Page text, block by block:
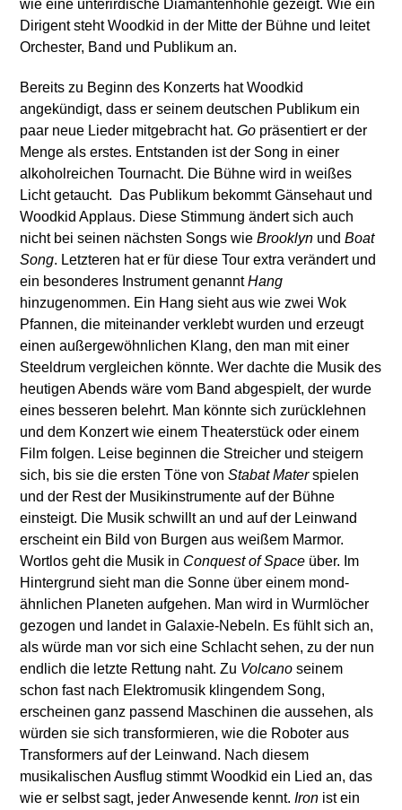
wie eine unterirdische Diamantenhöhle gezeigt. Wie ein
Dirigent steht Woodkid in der Mitte der Bühne und leitet
Orchester, Band und Publikum an.
Bereits zu Beginn des Konzerts hat Woodkid
angekündigt, dass er seinem deutschen Publikum ein
paar neue Lieder mitgebracht hat.Go präsentiert er der
Menge als erstes. Entstanden ist der Song in einer
alkoholreichen Tournacht. Die Bühne wird in weißes
Licht getaucht. Das Publikum bekommt Gänsehaut und
Woodkid Applaus. Diese Stimmung ändert sich auch
nicht bei seinen nächsten Songs wieBrooklyn undBoat
Song. Letzteren hat er für diese Tour extra verändert und
ein besonderes Instrument genanntHang
hinzugenommen. Ein Hang sieht aus wie zwei Wok
Pfannen, die miteinander verklebt wurden und erzeugt
einen außergewöhnlichen Klang, den man mit einer
Steeldrum vergleichen könnte. Wer dachte die Musik des
heutigen Abends wäre vom Band abgespielt, der wurde
eines besseren belehrt. Man könnte sich zurücklehnen
und dem Konzert wie einem Theaterstück oder einem
Film folgen. Leise beginnen die Streicher und steigern
sich, bis sie die ersten Töne vonStabat Materspielen
und der Rest der Musikinstrumente auf der Bühne
einsteigt. Die Musik schwillt an und auf der Leinwand
erscheint ein Bild von Burgen aus weißem Marmor.
Wortlos geht die Musik in Conquest of Space über. Im
Hintergrund sieht man die Sonne über einem mond-
ähnlichen Planeten aufgehen. Man wird in Wurmlöcher
gezogen und landet in Galaxie-Nebeln. Es fühlt sich an,
als würde man vor sich eine Schlacht sehen, zu der nun
endlich die letzte Rettung naht. Zu Volcano seinem
schon fast nach Elektromusik klingendem Song,
erscheinen ganz passend Maschinen die aussehen, als
würden sie sich transformieren, wie die Roboter aus
Transformers auf der Leinwand. Nach diesem
musikalischen Ausflug stimmt Woodkid ein Lied an, das
wie er selbst sagt, jeder Anwesende kennt.Iron ist ein